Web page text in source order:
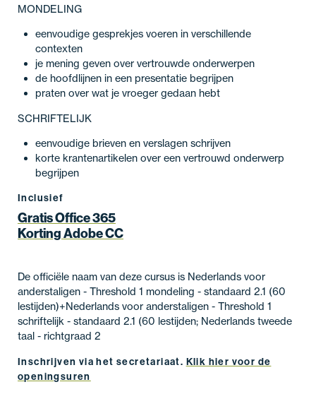
MONDELING
eenvoudige gesprekjes voeren in verschillende
contexten
je mening geven over vertrouwde onderwerpen
de hoofdlijnen in een presentatie begrijpen
praten over wat je vroeger gedaan hebt
SCHRIFTELIJK
eenvoudige brieven en verslagen schrijven
korte krantenartikelen over een vertrouwd onderwerp
begrijpen
Inclusief
Gratis Office 365
Korting Adobe CC
De officiële naam van deze cursus is Nederlands voor
anderstaligen - Threshold 1 mondeling - standaard 2.1 (60
lestijden)+Nederlands voor anderstaligen - Threshold 1
schriftelijk - standaard 2.1 (60 lestijden; Nederlands tweede
taal - richtgraad 2
Inschrijven via het secretariaat. Klik hier voor de
openingsuren